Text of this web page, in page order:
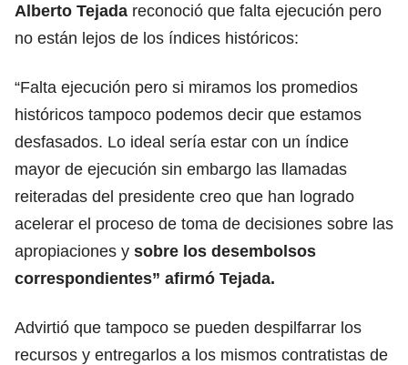
Alberto Tejada reconoció que falta ejecución pero
no están lejos de los índices históricos:
“Falta ejecución pero si miramos los promedios
históricos tampoco podemos decir que estamos
desfasados. Lo ideal sería estar con un índice
mayor de ejecución sin embargo las llamadas
reiteradas del presidente creo que han logrado
acelerar el proceso de toma de decisiones sobre las
apropiaciones y sobre los desembolsos
correspondientes” afirmó Tejada.
Advirtió que tampoco se pueden despilfarrar los
recursos y entregarlos a los mismos contratistas de